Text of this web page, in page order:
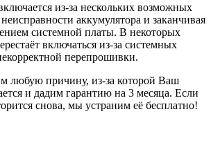
из-за нескольких возможных
аккумулятора и заканчивая
системной платы. В некоторых
включаться из-за системных
перепрошивки.
любую причину, из-за которой Ваш
и дадим гарантию на 3 месяца. Если
снова, мы устраним её бесплатно!